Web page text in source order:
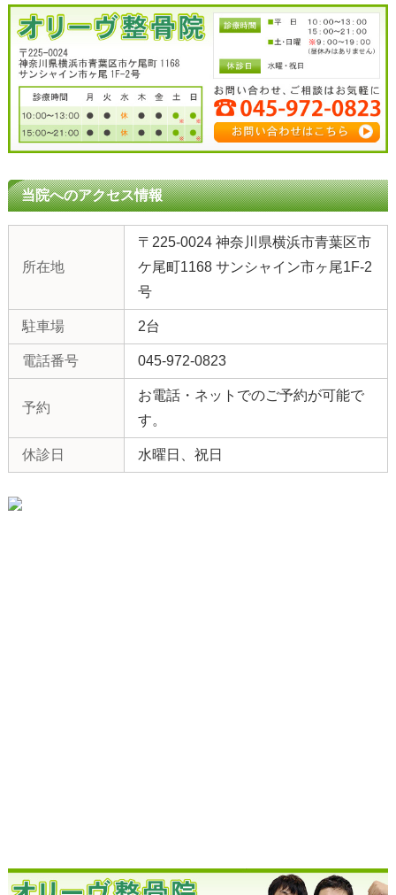
当院へのアクセス情報
所在地
〒225-0024 神奈川県横浜市青葉区市
ケ尾町1168 サンシャイン市ヶ尾1F-2
号
駐車場 2台
電話番号 045-972-0823
予約
お電話・ネットでのご予約が可能で
す。
休診日 水曜日、祝日